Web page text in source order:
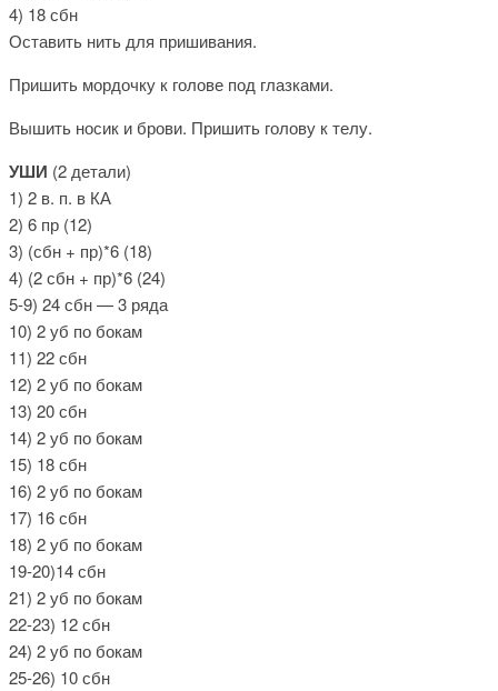
4) 18 сбн
Оставить нить для пришивания.
Пришить мордочку к голове под глазками.
Вышить носик и брови. Пришить голову к телу.
УШИ (2 детали)
1) 2 в. п. в КА
2) 6 пр (12)
3) (сбн + пр)*6 (18)
4) (2 сбн + пр)*6 (24)
5-9) 24 сбн — 3 ряда
10) 2 уб по бокам
11) 22 сбн
12) 2 уб по бокам
13) 20 сбн
14) 2 уб по бокам
15) 18 сбн
16) 2 уб по бокам
17) 16 сбн
18) 2 уб по бокам
19-20)14 сбн
21) 2 уб по бокам
22-23) 12 сбн
24) 2 уб по бокам
25-26) 10 сбн